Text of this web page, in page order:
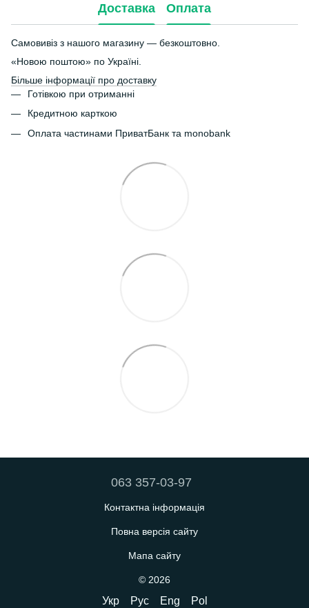
Доставка Оплата
Самовивіз з нашого магазину — безкоштовно.
«Новою поштою» по Україні.
Більше інформації про доставку
Готівкою при отриманні
Кредитною карткою
Оплата частинами ПриватБанк та monobank
063 357-03-97
Контактна інформація
Повна версія сайту
Мапа сайту
© 2026
Укр Рус Eng Pol